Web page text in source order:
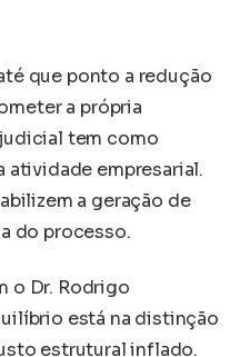
que ponto a redução
a própria
tem como
atividade empresarial.
a geração de
do processo.
o Dr. Rodrigo
está na distinção
estrutural inflado.